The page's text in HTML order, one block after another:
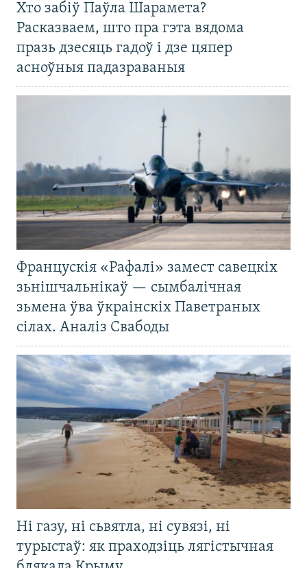
Хто забіў Паўла Шарамета?
Расказваем, што пра гэта вядома
празь дзесяць гадоў і дзе цяпер
асноўныя падазраваныя
Францускія «Рафалі» замест савецкіх
зьнішчальнікаў — сымбалічная
зьмена ўва ўкраінскіх Паветраных
сілах. Аналіз Свабоды
Ні газу, ні сьвятла, ні сувязі, ні
турыстаў: як праходзіць лягістычная